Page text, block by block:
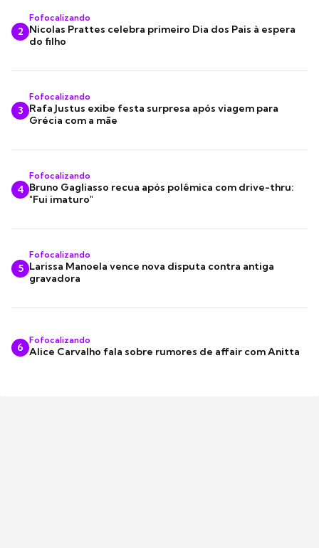
2
Fofocalizando
Nicolas Prattes celebra primeiro Dia dos Pais à espera
do filho
3
Fofocalizando
Rafa Justus exibe festa surpresa após viagem para
Grécia com a mãe
4
Fofocalizando
Bruno Gagliasso recua após polêmica com drive-thru:
"Fui imaturo"
5
Fofocalizando
Larissa Manoela vence nova disputa contra antiga
gravadora
6
Fofocalizando
Alice Carvalho fala sobre rumores de affair com Anitta